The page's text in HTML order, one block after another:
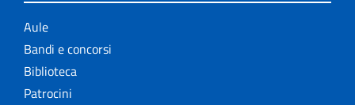
Aule
Bandi e concorsi
Biblioteca
Patrocini